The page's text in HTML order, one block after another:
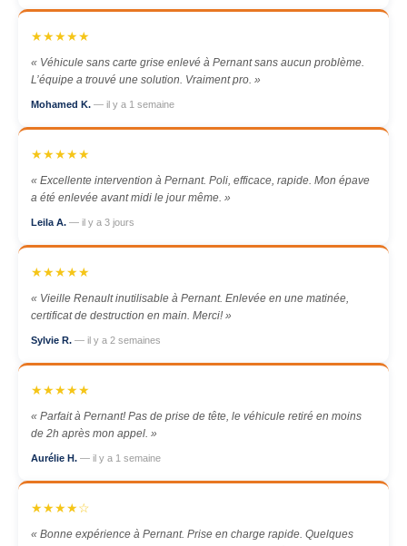
★★★★★
« Véhicule sans carte grise enlevé à Pernant sans aucun problème.
L’équipe a trouvé une solution. Vraiment pro. »
Mohamed K. — il y a 1 semaine
★★★★★
« Excellente intervention à Pernant. Poli, efficace, rapide. Mon épave
a été enlevée avant midi le jour même. »
Leila A. — il y a 3 jours
★★★★★
« Vieille Renault inutilisable à Pernant. Enlevée en une matinée,
certificat de destruction en main. Merci! »
Sylvie R. — il y a 2 semaines
★★★★★
« Parfait à Pernant! Pas de prise de tête, le véhicule retiré en moins
de 2h après mon appel. »
Aurélie H. — il y a 1 semaine
★★★★☆
« Bonne expérience à Pernant. Prise en charge rapide. Quelques